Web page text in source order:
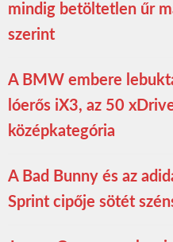
mindig betöltetlen űr
szerint
A BMW embere
lóerős iX3, az 50
középkategória
A Bad Bunny és az
Sprint cipője sötét